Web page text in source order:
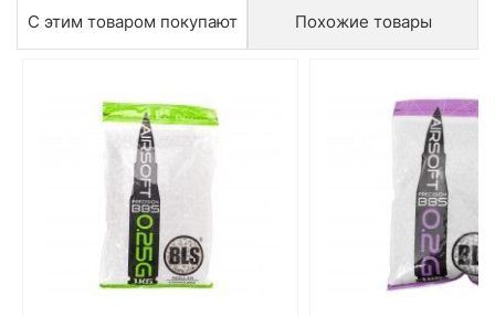
С этим товаром покупают Похожие товары